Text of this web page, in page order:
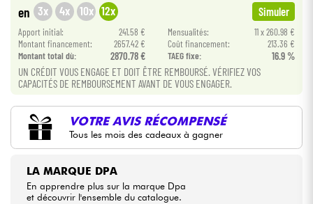
HiFi
Packs
Voir nos marques
en 3x 4x 10x 12x Simuler
Apport initial: 241.58 € Mensualités:
11 x 260.98 €
Montant financement:
2657.42 € Coût financement:
213.36 €
Montant total dù:
2870.78 € TAEG fixe: 16.9 %
UN CRÉDIT VOUS ENGAGE ET DOIT ÊTRE REMBOURSÉ. VÉRIFIEZ VOS
CAPACITÉS DE REMBOURSEMENT AVANT DE VOUS ENGAGER.
VOTRE AVIS RÉCOMPENSÉ
Tous les mois des cadeaux à gagner
LA MARQUE DPA
En apprendre plus sur la marque Dpa
et découvrir l'ensemble du catalogue.